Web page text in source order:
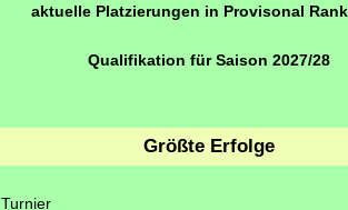
aktuelle Platzierungen in Provisonal
Qualifikation für Saison 2027/28
Größte Erfolge
Turnier